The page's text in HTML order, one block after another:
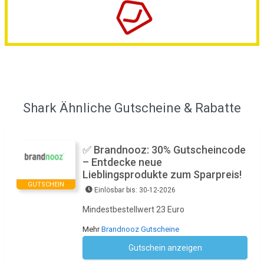
Shark Ähnliche Gutscheine & Rabatte
GUTSCHEIN
✅ Brandnooz: 30% Gutscheincode
– Entdecke neue
Lieblingsprodukte zum Sparpreis!
Einlösbar bis: 30-12-2026
Mindestbestellwert 23 Euro
MehrBrandnooz Gutscheine
Gutschein anzeigen